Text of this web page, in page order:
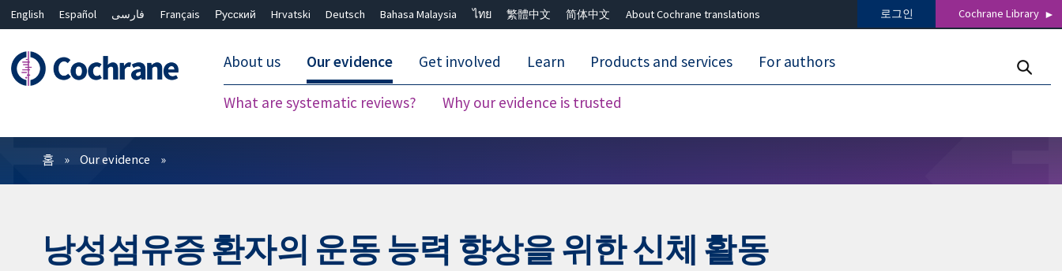
English Español فارسی Français Русский Hrvatski Deutsch Bahasa Malaysia ไทย 繁體中文 简体中文 About Cochrane translations 로그인 Cochrane Library
About us Our evidence
What are systematic reviews? Why our evidence is trusted
Get involved Learn Products and services For authors
필터
홈 Our evidence
낭성섬유증 환자의 운동 능력 향상을 위한 신체 활동